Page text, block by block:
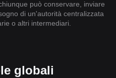
può conservare, inviare
di un'autorità centralizzata
o altri intermediari.
globali